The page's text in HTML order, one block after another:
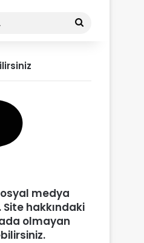
Arama
medya
hakkındaki
olmayan